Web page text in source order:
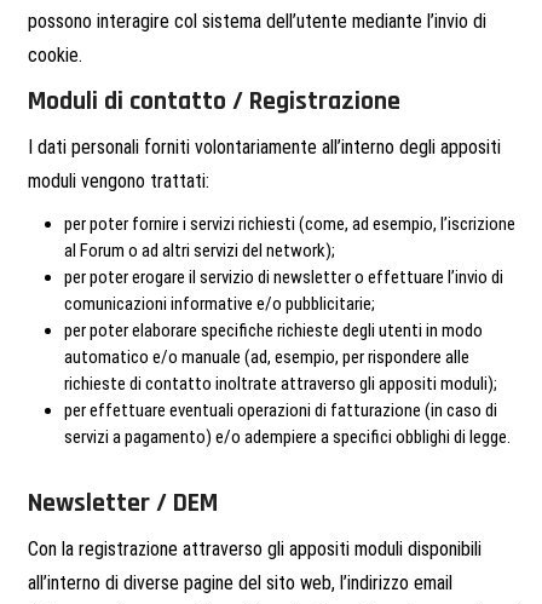
possono interagire col sistema dell’utente mediante l’invio di
cookie.
Moduli di contatto / Registrazione
I dati personali forniti volontariamente all’interno degli appositi
moduli vengono trattati:
per poter fornire i servizi richiesti (come, ad esempio, l’iscrizione
al Forum o ad altri servizi del network);
per poter erogare il servizio di newsletter o effettuare l’invio di
comunicazioni informative e/o pubblicitarie;
per poter elaborare specifiche richieste degli utenti in modo
automatico e/o manuale (ad, esempio, per rispondere alle
richieste di contatto inoltrate attraverso gli appositi moduli);
per effettuare eventuali operazioni di fatturazione (in caso di
servizi a pagamento) e/o adempiere a specifici obblighi di legge.
Newsletter / DEM
Con la registrazione attraverso gli appositi moduli disponibili
all’interno di diverse pagine del sito web, l’indirizzo email